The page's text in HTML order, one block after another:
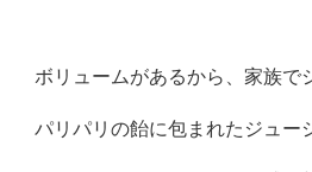
ボリュームがあるから、家族で
パリパリの飴に包まれたジュー